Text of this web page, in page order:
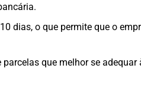
dias, o que permite que o
que melhor se